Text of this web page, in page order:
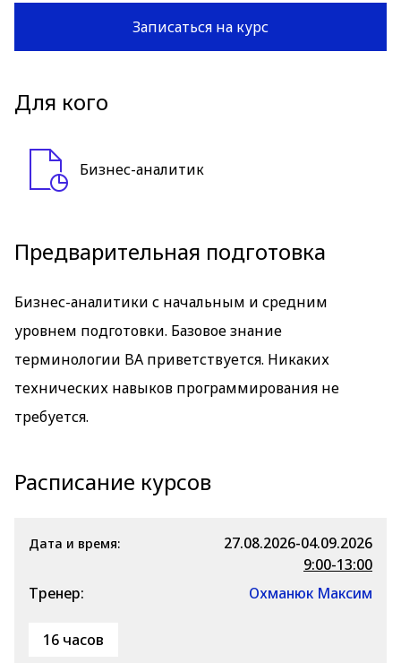
Записаться на курс
Для кого
Бизнес-аналитик
Предварительная подготовка
Бизнес-аналитики с начальным и средним
уровнем подготовки. Базовое знание
терминологии BA приветствуется. Никаких
технических навыков программирования не
требуется.
Расписание курсов
Дата и время:
27.08.2026-04.09.2026
9:00-13:00
Тренер:
Охманюк Максим
16 часов